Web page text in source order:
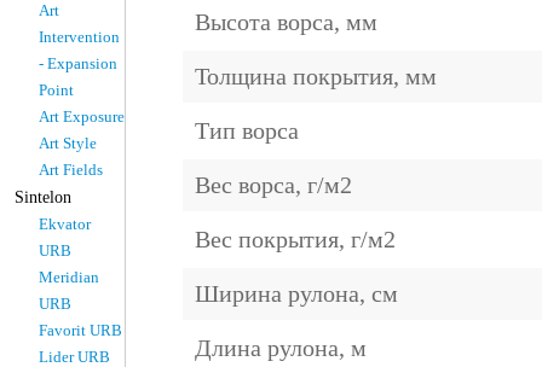
Art
Intervention
- Expansion
Point
Art Exposure
Art Style
Art Fields
Sintelon
Ekvator
URB
Meridian
URB
Favorit URB
Lider URB
Высота ворса, мм
Толщина покрытия, мм
Тип ворса
Вес ворса, г/м2
Вес покрытия, г/м2
Ширина рулона, см
Длина рулона, м